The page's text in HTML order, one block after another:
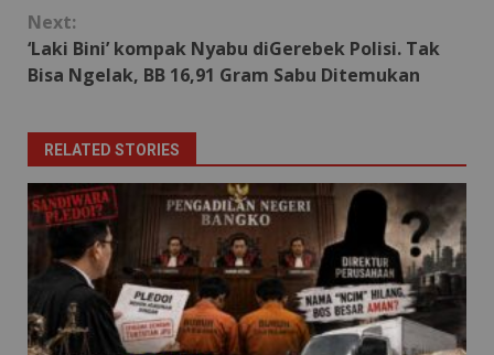
Next:
‘Laki Bini’ kompak Nyabu diGerebek Polisi. Tak
Bisa Ngelak, BB 16,91 Gram Sabu Ditemukan
RELATED STORIES